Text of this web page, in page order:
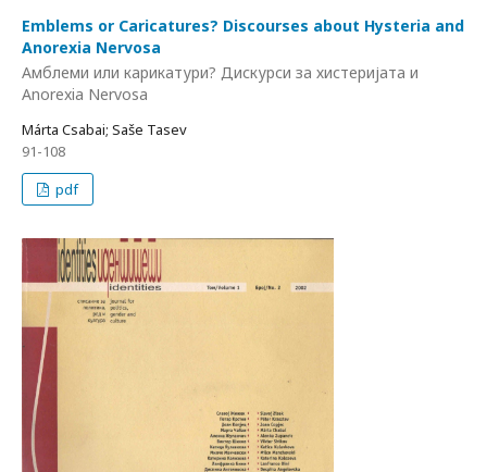
Emblems or Caricatures? Discourses about Hysteria and
Anorexia Nervosa
Амблеми или карикатури? Дискурси за хистеријата и
Anorexia Nervosa
Márta Csabai; Saše Tasev
91-108
pdf